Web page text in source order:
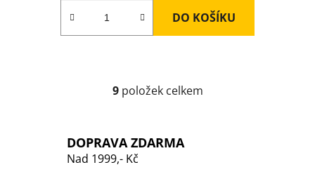
DO KOŠÍKU
O
á
9položek celkem
DOPRAVA ZDARMA
Nad 1999,- Kč